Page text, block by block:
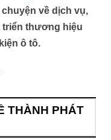
về dịch vụ,
triển thương hiệu
ô tô.
THÀNH PHÁT